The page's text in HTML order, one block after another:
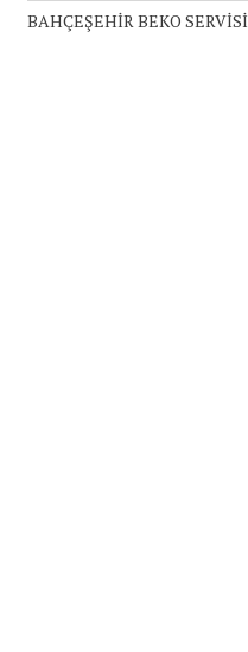
BAHÇEŞEHİR BEKO SERVİSİ